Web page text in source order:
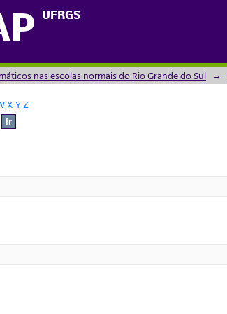
UFRGS
nas escolas normais do Rio Grande do Sul →
XYZ